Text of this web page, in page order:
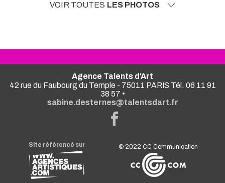
VOIR TOUTES LES PHOTOS
Agence Talents d'Art
42 rue du Faubourg du Temple - 75011 PARIS Tél. 06 11 91
38 57 •
sabine.desternes@talentsdart.fr
Site référencé sur © 2022CC Communication